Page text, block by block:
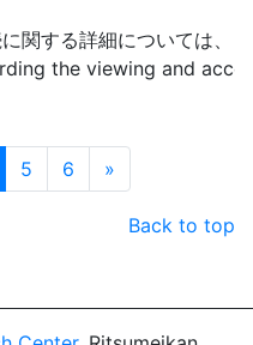
関する詳細については、「
the viewing and
5 6 Next
»
Back to top